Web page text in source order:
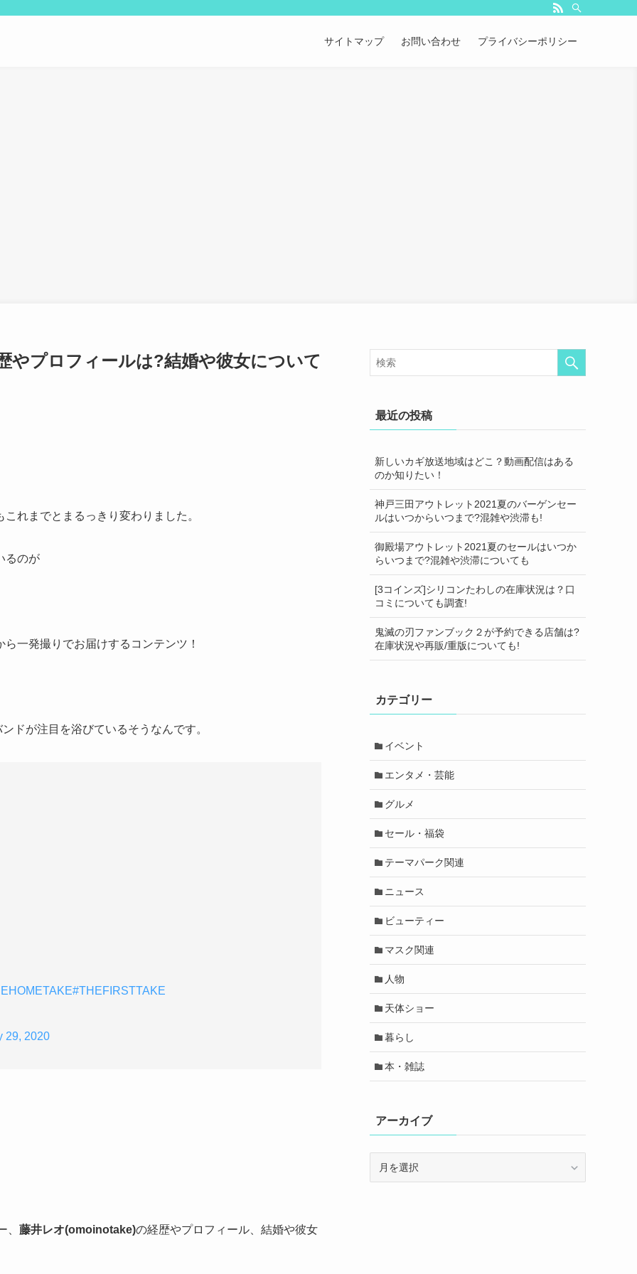
サイトマップ お問い合わせ プライバシーポリシー
やプロフィールは?結婚や彼女について
れまでとまるっきり変わりました。
るのが
一発撮りでお届けするコンテンツ！
ドが注目を浴びているそうなんです。
#THEFIRSTTAKE
29, 2020
、 藤井レオ(omoinotake)の経歴やプロフィール、結婚や彼女
最近の投稿
新しいカギ放送地域はどこ？動画配信はある
のか知りたい！
神戸三田アウトレット2021夏のバーゲンセー
ルはいつからいつまで?混雑や渋滞も!
御殿場アウトレット2021夏のセールはいつか
らいつまで?混雑や渋滞についても
[3コインズ]シリコンたわしの在庫状況は？口
コミについても調査!
鬼滅の刃ファンブック２が予約できる店舗は?
在庫状況や再販/重版についても!
カテゴリー
イベント
エンタメ・芸能
グルメ
セール・福袋
テーマパーク関連
ニュース
ビューティー
マスク関連
人物
天体ショー
暮らし
本・雑誌
アーカイブ